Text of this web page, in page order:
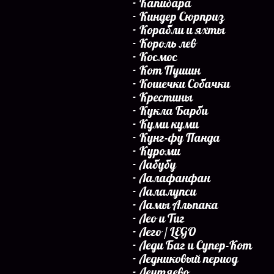
Киндер Сюрприз
Корабли и яхты
Король лев
Космос
Кот Пушин
Кошечки Собачки
Крестины
Кукла Барби
Куми куми
Кунг-фу Панда
Куроми
Лабубу
Лалафанфан
Лалалупси
Ламы Альпака
Лео и Тиг
Лего / LEGO
Леди Баг и Супер-Кот
Ледниковый период